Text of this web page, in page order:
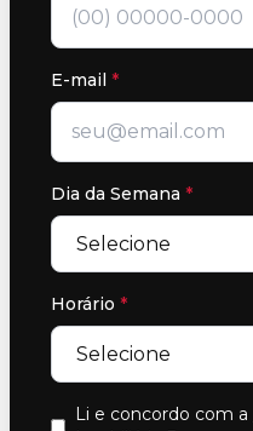
E-mail *
Dia da Semana *
Horário *
Li e concordo com a